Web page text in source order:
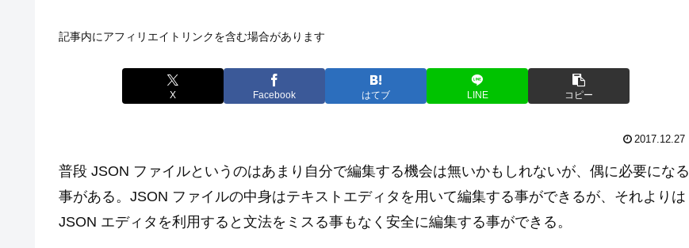
記事内にアフィリエイトリンクを含む場合があります
X Facebook はてブ LINE コピー
2017.12.27
普段 JSON ファイルというのはあまり自分で編集する機会は無いかもしれないが、偶に必要になる
事がある。JSON ファイルの中身はテキストエディタを用いて編集する事ができるが、それよりは
JSON エディタを利用すると文法をミスる事もなく安全に編集する事ができる。